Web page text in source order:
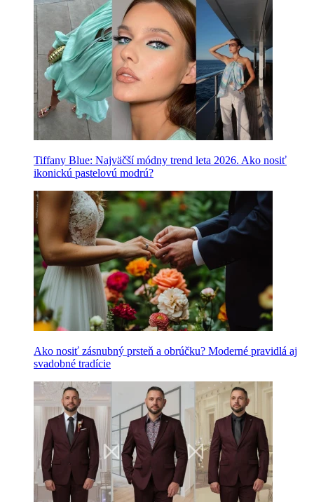
Tiffany Blue: Najväčší módny trend leta 2026. Ako nosiť
ikonickú pastelovú modrú?
Ako nosiť zásnubný prsteň a obrúčku? Moderné pravidlá aj
svadobné tradície